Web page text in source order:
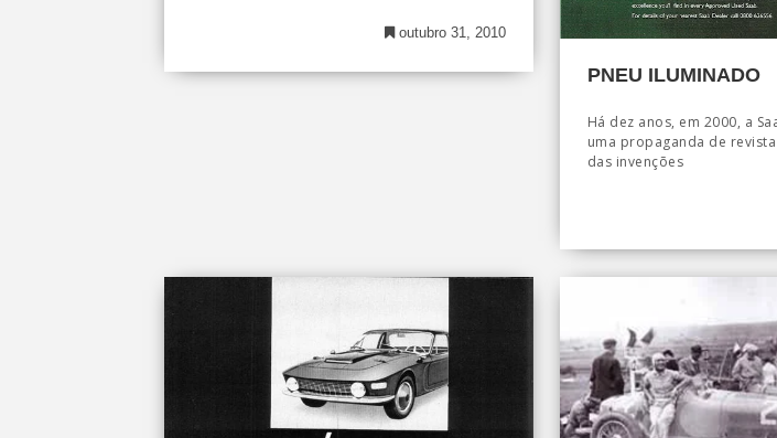
outubro 31, 2010
PNEU ILUMINADO
Há dez anos, em 2000, a
uma propaganda de
das invenções